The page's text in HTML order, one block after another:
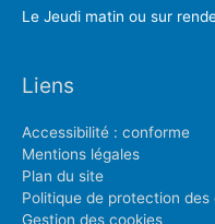
Le Jeudi matin ou sur
Liens
Accessibilité : conforme
Mentions légales
Plan du site
Politique de protection des
Gestion des cookies